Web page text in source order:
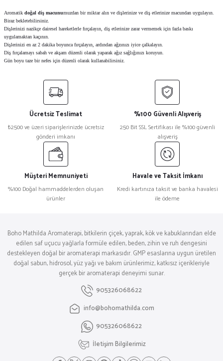
Aromatik doğal diş macunumuzdan bir miktar alın ve dişlerinize ve diş etlerinize macundan uygulayın.
Biraz bekletebilirsiniz.
Dişlerinizi nazikçe dairesel hareketlerle fırçalayın, diş etlerinize zarar vermemek için fazla baskı
uygulamaktan kaçının.
Dişlerinizi en az 2 dakika boyunca fırçalayın, ardından ağzınızı iyice çalkalayın.
Diş fırçalamayı sabah ve akşam düzenli olarak yaparak ağız sağlığınızı koruyun.
Gün boyu taze bir nefes için düzenli olarak kullanabilirsiniz.
Ücretsiz Teslimat
₺2500 ve üzeri siparişlerinizde ücretsiz
gönderi imkanı
%100 Güvenli Alışveriş
250 Bit SSL Sertifikası ile %100 güvenli
alışveriş
Müşteri Memnuniyeti
%100 Doğal hammaddelerden oluşan
ürünler
Havale ve Taksit İmkanı
Kredi kartınıza taksit ve banka havalesi
ile ödeme
Boho Mathilda Aromaterapi, bitkilerin çiçek, yaprak, kök ve kabuklarından elde
edilen saf uçucu yağlarla formüle edilen, beden, zihin ve ruh dengesini
destekleyen doğal bir aromaterapi markasıdır. GMP esaslarına uygun üretilen
doğal sabun, hidrosol, yüz yağı ve bakım ürünlerimiz, katkısız içerikleriyle
gerçek bir aromaterapi deneyimi sunar.
905326068622
info@bohomathilda.com
905326068622
İletişim Bilgilerimiz